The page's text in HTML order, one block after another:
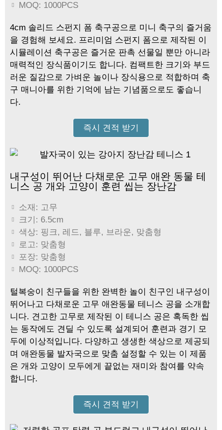
MOQ: 1000PCS
4cm 솔리드 스펀지 폼 축구공으로 미니 축구의 즐거움
을 경험해 보세요. 프리미엄 스펀지 폼으로 제작된 이
시뮬레이션 축구공은 즐거운 판촉 선물일 뿐만 아니라
매력적인 장식품이기도 합니다. 컴팩트한 크기와 부드
러운 질감으로 가벼운 놀이나 장식용으로 적합하며 축
구 매니아를 위한 기억에 남는 기념품으로도 좋습니
다.
즉시 견적 받기
내구성이 뛰어난 다채로운 고무 애완 동물 테
니스 공 개와 고양이 훈련 씹는 장난감
소재: 고무
크기: 6.5cm
색상: 핑크, 레드, 블루, 브라운, 맞춤형
로고: 맞춤형
포장: 맞춤형
MOQ: 1000PCS
털복숭이 친구들을 위한 완벽한 놀이 친구인 내구성이
뛰어나고 다채로운 고무 애완동물 테니스 공을 소개합
니다. 견고한 고무로 제작된 이 테니스 공은 혹독한 씹
는 동작에도 견딜 수 있도록 설계되어 훈련과 경기 모
두에 이상적입니다. 다양하고 생생한 색상으로 제공되
며 애완동물 발자국으로 맞춤 설정할 수 있는 이 제품
은 개와 고양이 모두에게 끝없는 재미와 참여를 약속
합니다.
즉시 견적 받기